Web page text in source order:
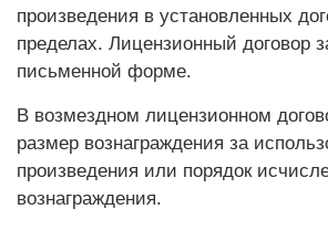
произведения в установленных
пределах. Лицензионный договор
письменной форме.
В возмездном лицензионном
размер вознаграждения за
произведения или порядок
вознаграждения.